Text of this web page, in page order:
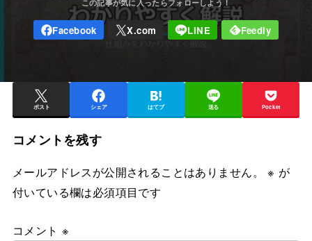
ポスト シェア はてブ 送る Pocket
コメントを残す
メールアドレスが公開されることはありません。 ※ が
付いている欄は必須項目です
コメント ※